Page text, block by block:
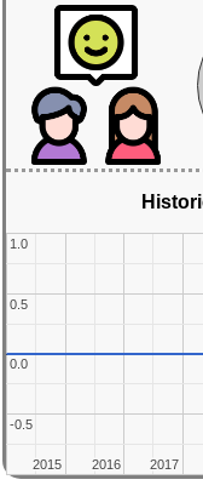
2015
2015 2016
2016 2017
2017
-0.5
-0.5
0.0
0.0
0.5
0.5
1.0
1.0